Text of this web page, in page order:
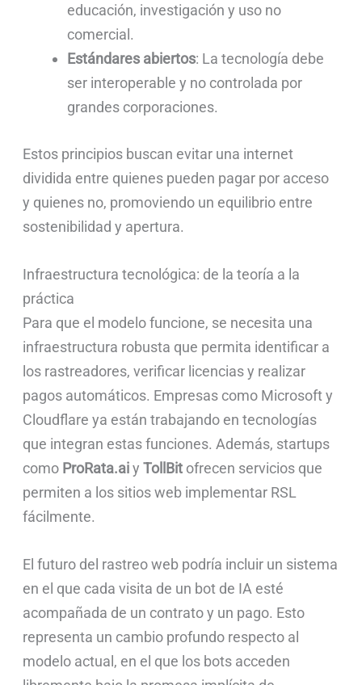
educación, investigación y uso no
comercial.
Estándares abiertos: La tecnología debe
ser interoperable y no controlada por
grandes corporaciones.
Estos principios buscan evitar una internet
dividida entre quienes pueden pagar por acceso
y quienes no, promoviendo un equilibrio entre
sostenibilidad y apertura.
Infraestructura tecnológica: de la teoría a la
práctica
Para que el modelo funcione, se necesita una
infraestructura robusta que permita identificar a
los rastreadores, verificar licencias y realizar
pagos automáticos. Empresas como Microsoft y
Cloudflare ya están trabajando en tecnologías
que integran estas funciones. Además, startups
como ProRata.aiyTollBit ofrecen servicios que
permiten a los sitios web implementar RSL
fácilmente.
El futuro del rastreo web podría incluir un sistema
en el que cada visita de un bot de IA esté
acompañada de un contrato y un pago. Esto
representa un cambio profundo respecto al
modelo actual, en el que los bots acceden